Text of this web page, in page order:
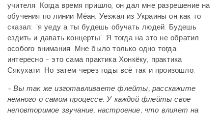
учителя. Когда время пришло, он дал мне разрешение на
обучения по линии Мёан. Уезжая из Украины он как то
сказал: "я уеду а ты будешь обучать людей. Будешь
ездить и давать концерты". Я тогда на это не обратил
особого внимания. Мне было только одно тогда
интересно - это сама практика Хонкёку, практика
Сякухати. Но затем через годы всё так и произошло.
- Вы так же изготавливаете флейты, расскажите
немного о самом процессе. У каждой флейты свое
неповторимое звучание, настроение, что влияет на